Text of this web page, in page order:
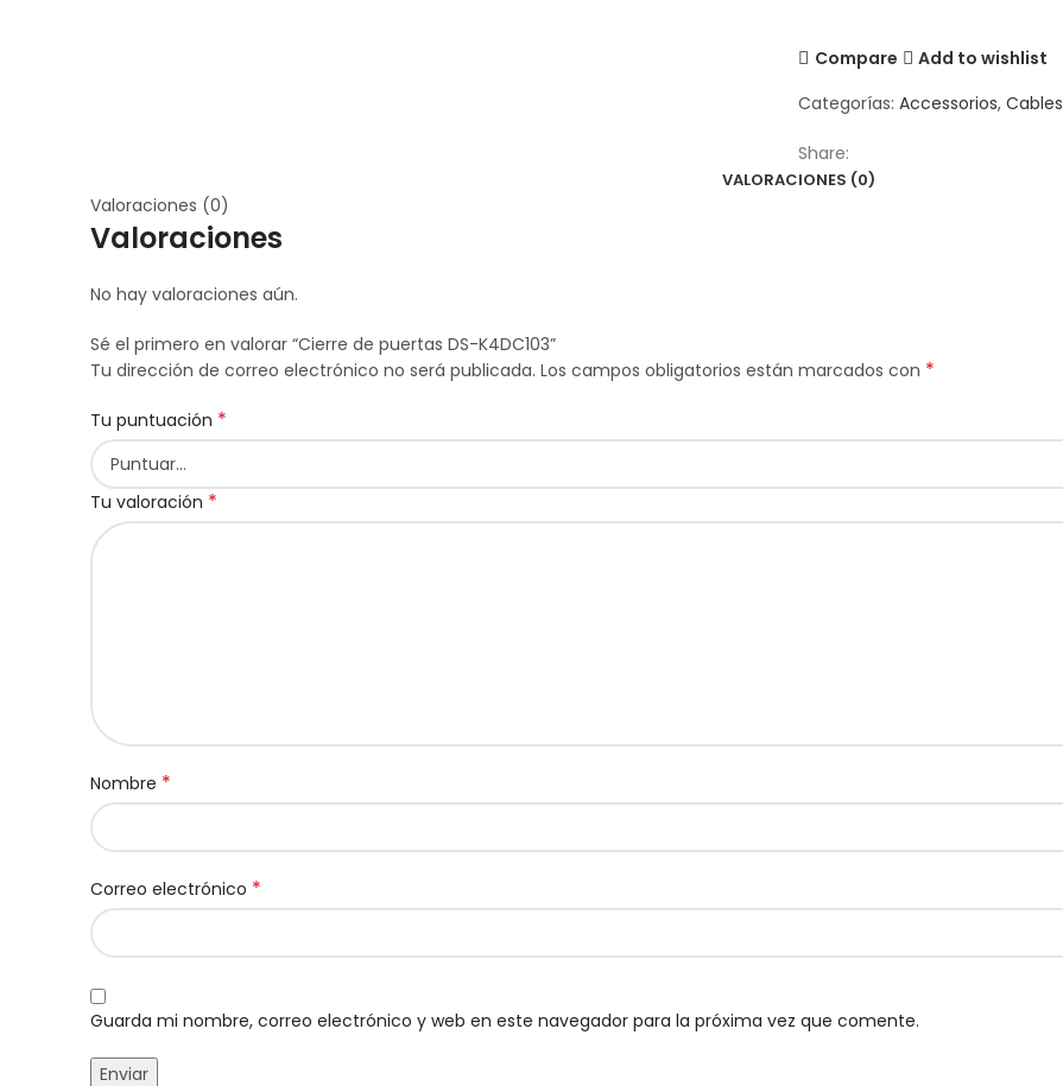
Compare
Add to wishlist
Categorías: Accessorios, Cables
Share:
VALORACIONES (0)
Valoraciones (0)
Valoraciones
No hay valoraciones aún.
Sé el primero en valorar “Cierre de puertas DS-K4DC103”
Tu dirección de correo electrónico no será publicada. Los campos obligatorios están marcados con *
Tu puntuación *
Tu valoración *
Nombre *
Correo electrónico *
Guarda mi nombre, correo electrónico y web en este navegador para la próxima vez que comente.